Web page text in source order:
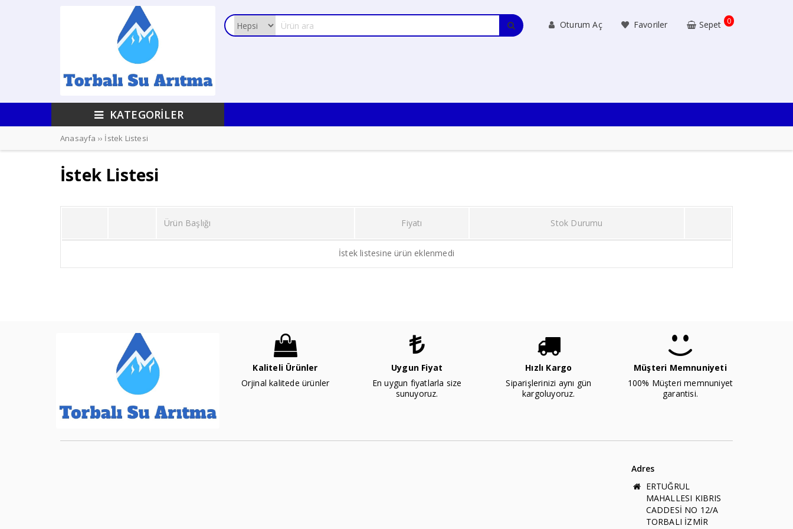
Oturum Aç Favoriler Sepet 0
KATEGORİLER
Anasayfa ›› İstek Listesi
İstek Listesi
Ürün Başlığı Fiyatı Stok Durumu
İstek listesine ürün eklenmedi
Kaliteli Ürünler
Orjinal kalitede ürünler
Uygun Fiyat
En uygun fiyatlarla size
sunuyoruz.
Hızlı Kargo
Siparişlerinizi aynı gün
kargoluyoruz.
Müşteri Memnuniyeti
100% Müşteri memnuniyet
garantisi.
Adres
ERTUĞRUL
MAHALLESI KIBRIS
CADDESİ NO 12/A
TORBALI İZMİR